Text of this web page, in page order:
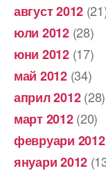
август 2012
юли 2012(28)
юни 2012(17)
май 2012(34)
април 2012(28)
март 2012(20)
февруари 2012
януари 2012